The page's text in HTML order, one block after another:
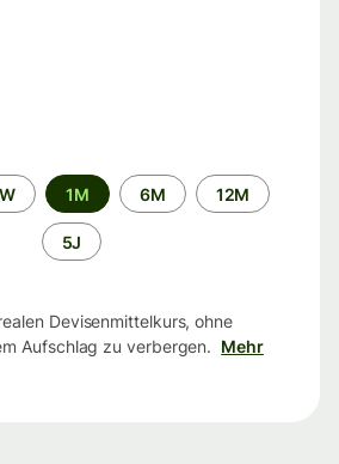
1M 6M 12M
5J
Devisenmittelkurs, ohne
Aufschlag zu verbergen. Mehr